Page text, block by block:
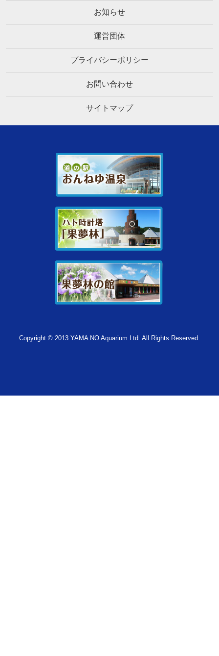
お知らせ
運営団体
プライバシーポリシー
お問い合わせ
サイトマップ
Copyright © 2013 YAMA NO Aquarium Ltd. All Rights Reserved.